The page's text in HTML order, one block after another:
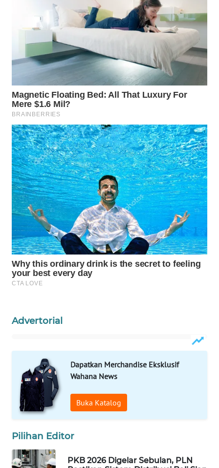
Advertorial
Dapatkan Merchandise Eksklusif
Wahana News
Buka Katalog
Pilihan Editor
PKB 2026 Digelar Sebulan, PLN
WAHANA
HEALTH
DESA
WISATA
LAPAK
WAHANA
Wahana
Network
KONSUMEN
LISTRIK
MASYARAKAT
KELISTRIKAN
WALINKI
ID
MAWAKA
ID
NET
PLN
MKLI
LPKKI
LKKI
KOPEKLIN